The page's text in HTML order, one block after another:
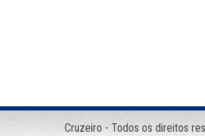
Cruzeiro - Todos os direitos